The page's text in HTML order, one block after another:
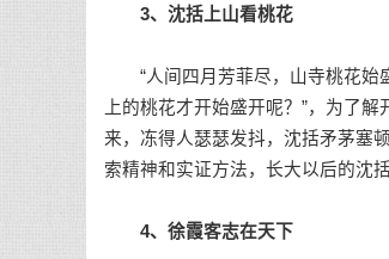
3、沈括上山看桃花
“人间四月芳菲尽，山寺桃花始盛
上的桃花才开始盛开呢？”，为了
来，冻得人瑟瑟发抖，沈括矛茅塞
索精神和实证方法，长大以后的沈
4、徐霞客志在天下